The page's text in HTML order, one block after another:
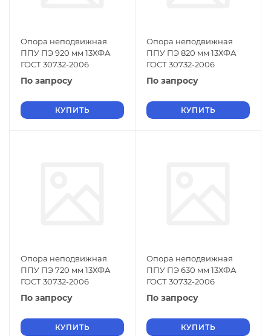
Опора неподвижная
ППУ ПЭ 920 мм 13ХФА
ГОСТ 30732-2006
По запросу
КУПИТЬ
Опора неподвижная
ППУ ПЭ 820 мм 13ХФА
ГОСТ 30732-2006
По запросу
КУПИТЬ
Опора неподвижная
ППУ ПЭ 720 мм 13ХФА
ГОСТ 30732-2006
По запросу
КУПИТЬ
Опора неподвижная
ППУ ПЭ 630 мм 13ХФА
ГОСТ 30732-2006
По запросу
КУПИТЬ